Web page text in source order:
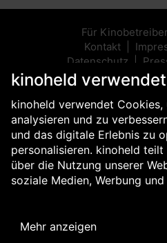
kinoheld
kinoheld verwendet Cookies,
analysieren und zu
und das digitale Erlebnis zu
personalisieren. kinoheld
über die Nutzung unserer
soziale Medien, Werbung und
Mehr anzeigen
Für Kinobetreiber
Kontakt
Datenschutz